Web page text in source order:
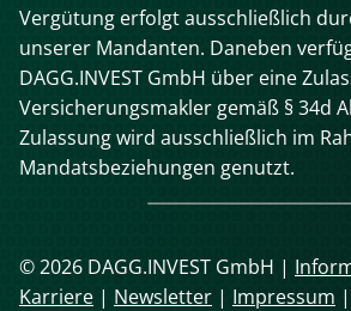
Vergütung erfolgt ausschließlich
unserer Mandanten. Daneben
DAGG.INVEST GmbH über eine
Versicherungsmakler gemäß § 34d
Zulassung wird ausschließlich im
Mandatsbeziehungen genutzt.
© 2026 DAGG.INVEST GmbH |
Karriere | Newsletter | Impressum |